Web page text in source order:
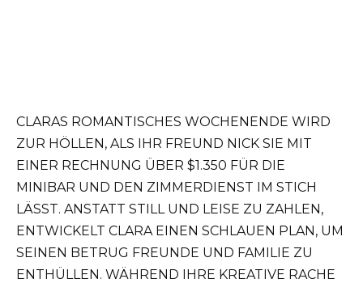
CLARAS ROMANTISCHES WOCHENENDE WIRD
ZUR HÖLLEN, ALS IHR FREUND NICK SIE MIT
EINER RECHNUNG ÜBER $1.350 FÜR DIE
MINIBAR UND DEN ZIMMERDIENST IM STICH
LÄSST. ANSTATT STILL UND LEISE ZU ZAHLEN,
ENTWICKELT CLARA EINEN SCHLAUEN PLAN, UM
SEINEN BETRUG FREUNDE UND FAMILIE ZU
ENTHÜLLEN. WÄHREND IHRE KREATIVE RACHE